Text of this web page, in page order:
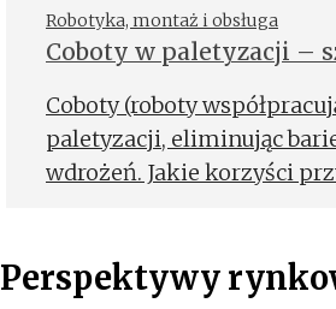
Robotyka, montaż i obsługa
Coboty w paletyzacji –
Coboty (roboty
paletyzacji, eliminując
wdrożeń. Jakie korzyści
Perspektywy